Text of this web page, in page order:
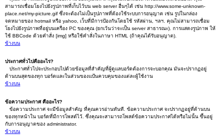
สามารถเชื่อมโยงไปยังรูปภาพที่เก็บไว้บน web server อื่นๆได้ เช่น http://www.some-unknown-
place.net/my-picture.gif ซึ่งจะต้องไม่เป็นรูปภาพที่ต้องใช้ระบบการอนุญาต เช่น รูปในกล่อง
จดหมายของ hotmail หรือ yahoo, เว็บที่มีการป้องกันโดยใช้ รหัสผ่าน, ฯลฯ. คุณไม่สามารถเชื่อม
โยงไปยังรูปภาพที่อยู่บนเครื่อง PC ของคุณ (ยกเว้นว่าจะเป็น server สาธารณะ). การแสดงรูปภาพ ให้
ใช้ BBCode ด้วยคำสั่ง [img] หรือใช้คำสั่งในภาษา HTML (ถ้าคุณได้รับอนุญาต).
ข้างบน
ประกาศทั่วไปคืออะไร?
ประกาศทั่วไปจะประกอบไปด้วยข้อมูลที่สำคัญที่ผู้ดูแลบอร์ดต้องการจะบอกคุณ มันจะปรากฏอยู่
ด้านบนสุดของทุก บอร์ดและในส่วนของแป้นควบคุมของแต่ละผู้ใช้งาน
ข้างบน
ข้อความประกาศ คืออะไร?
ข้อความประกาศ จะมีข้อมูลสำคัญ ที่คุณควรอ่านทันที. ข้อความประกาศ จะปรากฏอยู่ที่ด้านบน
ของทุกหน้าใน บอร์ดที่มีการโพสต์ไว้. ซึ่งคุณจะสามารถโพสต์ข้อความประกาศได้หรือไม่นั้น ขึ้นอยู่
กับการอนุญาตของ administrator.
ข้างบน